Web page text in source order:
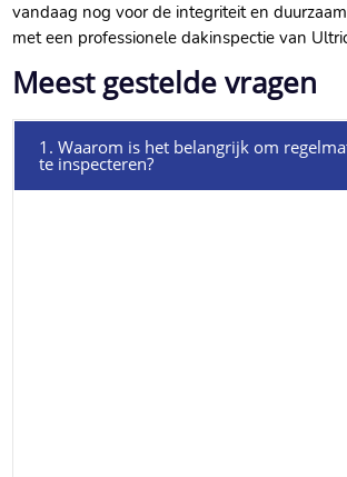
vandaag nog voor de integriteit en
met een professionele dakinspectie van
Meest gestelde vragen
1. Waarom is het belangrijk om
te inspecteren?